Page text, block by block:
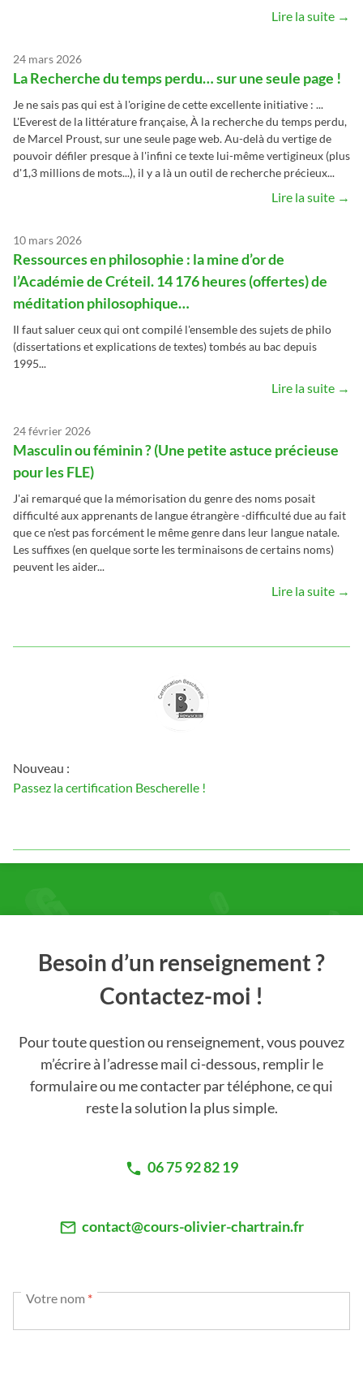
Lire la suite →
24 mars 2026
La Recherche du temps perdu… sur une seule page !
Je ne sais pas qui est à l'origine de cette excellente initiative : ...
L'Everest de la littérature française, À la recherche du temps perdu,
de Marcel Proust, sur une seule page web. Au-delà du vertige de
pouvoir défiler presque à l'infini ce texte lui-même vertigineux (plus
d'1,3 millions de mots...), il y a là un outil de recherche précieux...
Lire la suite →
10 mars 2026
Ressources en philosophie : la mine d’or de
l’Académie de Créteil. 14 176 heures (offertes) de
méditation philosophique…
Il faut saluer ceux qui ont compilé l'ensemble des sujets de philo
(dissertations et explications de textes) tombés au bac depuis
1995...
Lire la suite →
24 février 2026
Masculin ou féminin ? (Une petite astuce précieuse
pour les FLE)
J'ai remarqué que la mémorisation du genre des noms posait
difficulté aux apprenants de langue étrangère -difficulté due au fait
que ce n'est pas forcément le même genre dans leur langue natale.
Les suffixes (en quelque sorte les terminaisons de certains noms)
peuvent les aider...
Lire la suite →
Nouveau :
Passez la certification Bescherelle !
Besoin d’un renseignement ?
Contactez-moi !
Pour toute question ou renseignement, vous pouvez
m’écrire à l’adresse mail ci-dessous, remplir le
formulaire ou me contacter par téléphone, ce qui
reste la solution la plus simple.
06 75 92 82 19
contact@cours-olivier-chartrain.fr
Votre nom *